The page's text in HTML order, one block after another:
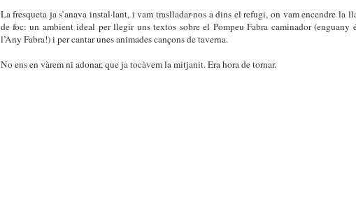
La fresqueta ja s’anava instal·lant, i vam traslladar-nos a dins el refugi, on vam encendre la
de foc: un ambient ideal per llegir uns textos sobre el Pompeu Fabra caminador (enguany
l’Any Fabra!) i per cantar unes animades cançons de taverna.
No ens en vàrem ni adonar, que ja tocàvem la mitjanit. Era hora de tornar.